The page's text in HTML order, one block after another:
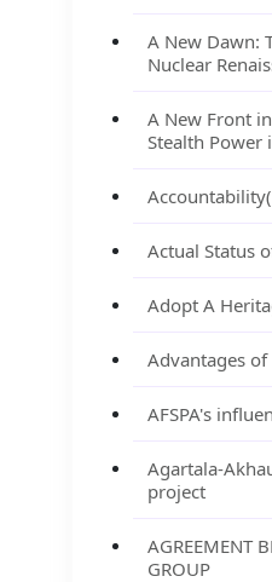
A New Dawn:
Nuclear
A New Front
Stealth Power
Accountability
Actual Status
Adopt A
Advantages
AFSPA's
Agartala-
project
AGREEMENT
GROUP